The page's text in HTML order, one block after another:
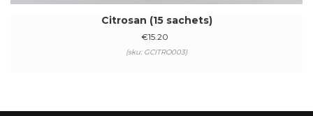
Citrosan (15 sachets)
€15.20
(sku: GCITRO003)